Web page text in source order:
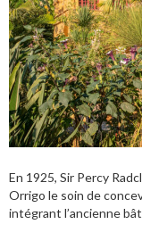
En 1925, Sir Percy
Orrigo le soin de
intégrant l’ancienne